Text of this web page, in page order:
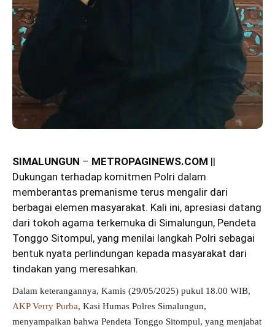
SIMALUNGUN – METROPAGINEWS.COM ||
Dukungan terhadap komitmen Polri dalam
memberantas premanisme terus mengalir dari
berbagai elemen masyarakat. Kali ini, apresiasi datang
dari tokoh agama terkemuka di Simalungun, Pendeta
Tonggo Sitompul, yang menilai langkah Polri sebagai
bentuk nyata perlindungan kepada masyarakat dari
tindakan yang meresahkan.
Dalam keterangannya, Kamis (29/05/2025) pukul 18.00 WIB,
AKP Verry Purba, Kasi Humas Polres Simalungun,
menyampaikan bahwa Pendeta Tonggo Sitompul, yang menjabat